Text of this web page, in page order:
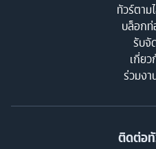
ทัวร์ตาม
บล็อกท่
รับจั
เกี่ยว
ร่วมงา
ติดต่อ